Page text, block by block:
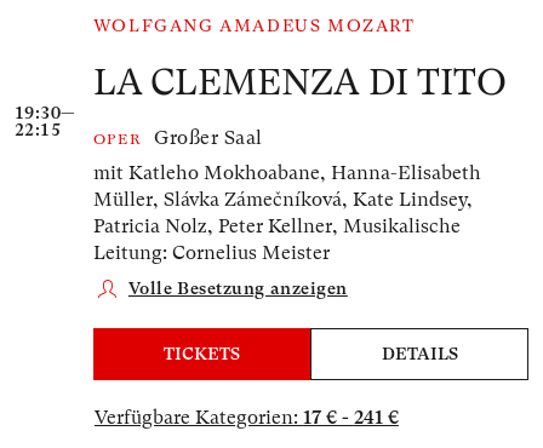
19:30—
22:15
WOLFGANG AMADEUS MOZART
LA CLEMENZA DI TITO
OPER
Großer Saal
mit Katleho Mokhoabane, Hanna-Elisabeth
Müller, Slávka Zámečníková, Kate Lindsey,
Patricia Nolz, Peter Kellner, Musikalische
Leitung: Cornelius Meister
Volle Besetzung anzeigen
TICKETS DETAILS
Verfügbare Kategorien: 17 € - 241 €